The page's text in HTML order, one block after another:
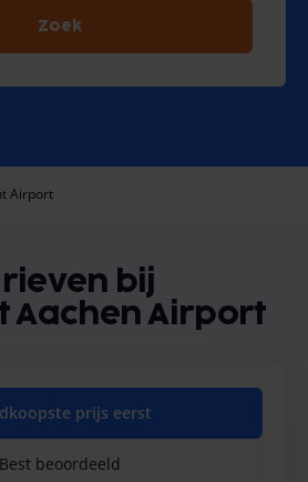
Zoek
Airport
bij
Aachen Airport
prijs eerst
Best beoordeeld